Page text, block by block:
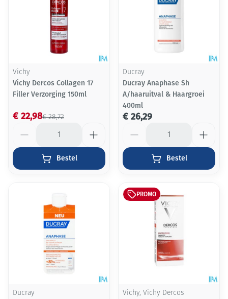
Vichy
Vichy Dercos Collagen 17
Filler Verzorging 150ml
€ 28,72
€ 22,98
Bestel
Ducray
Ducray Anaphase Sh
A/haaruitval & Haargroei
400ml
€ 26,29
Bestel
Ducray
PROMO
Vichy, Vichy Dercos